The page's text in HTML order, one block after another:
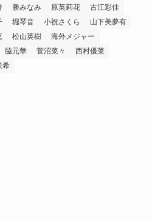
勝みなみ 原英莉花
古江彩佳
堀琴音 小祝さくら
山下美夢有
松山英樹
海外メジャー
脇元華 菅沼菜々
西村優菜
希